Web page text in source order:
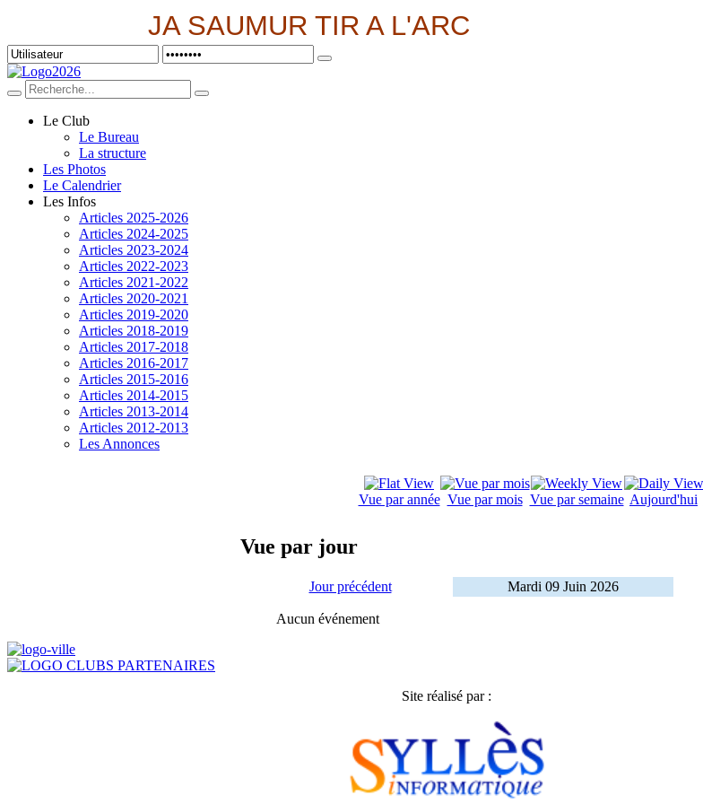
JA SAUMUR TIR A L'ARC
Le Club
Le Bureau
La structure
Les Photos
Le Calendrier
Les Infos
Articles 2025-2026
Articles 2024-2025
Articles 2023-2024
Articles 2022-2023
Articles 2021-2022
Articles 2020-2021
Articles 2019-2020
Articles 2018-2019
Articles 2017-2018
Articles 2016-2017
Articles 2015-2016
Articles 2014-2015
Articles 2013-2014
Articles 2012-2013
Les Annonces
Vue par année Vue par mois Vue par semaine Aujourd'hui
Vue par jour
Jour précédent Mardi 09 Juin 2026
Aucun événement
Site réalisé par :